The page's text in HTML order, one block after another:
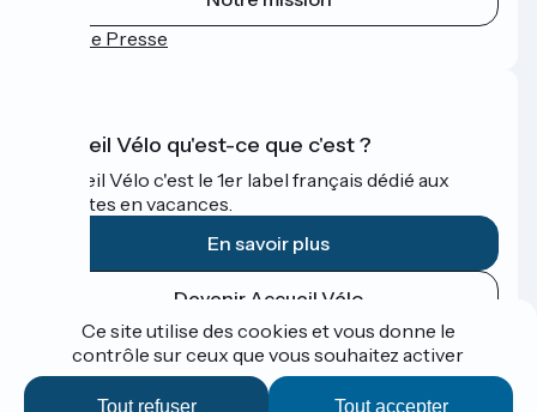
Espace Presse
Accueil Vélo qu'est-ce que c'est ?
Accueil Vélo c'est le 1er label français dédié aux
cyclistes en vacances.
En savoir plus
Devenir Accueil Vélo
Financé dans le cadre de Destination France
Ce site utilise des cookies et vous donne le
contrôle sur ceux que vous souhaitez activer
Tout accepter
Tout refuser